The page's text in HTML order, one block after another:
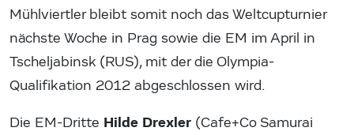
Mühlviertler bleibt somit noch das Weltcupturnier
nächste Woche in Prag sowie die EM im April in
Tscheljabinsk (RUS), mit der die Olympia-
Qualifikation 2012 abgeschlossen wird.
Die EM-Dritte Hilde Drexler (Cafe+Co Samurai